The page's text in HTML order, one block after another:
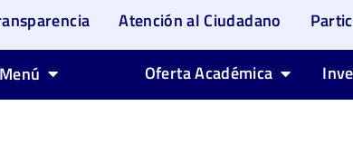
Atención al Ciudadano
Menú Oferta Académica